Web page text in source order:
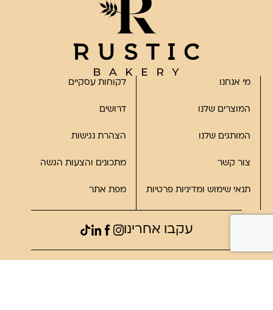
מי אנחנו לקוחות עסקיים
המוצרים שלנו דרושים
המותגים שלנו הצהרת נגישות
צור קשר מתכונים והצעות הגשה
תנאי שימוש ומדיניות פרטיות מפת אתר
עקבו אחרינו